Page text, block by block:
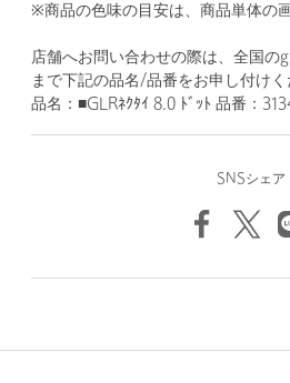
※商品の色味の目安は、商品単体の
店舗へお問い合わせの際は、全国の
まで下記の品名/品番をお申し付けく
品名：■GLRﾈｸﾀｲ 8.0 ﾄﾞｯﾄ 品番：
SNSシェア